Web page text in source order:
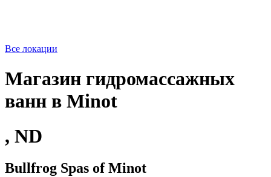
Все локации
Магазин гидромассажных
ванн в Minot
, ND
Bullfrog Spas of Minot